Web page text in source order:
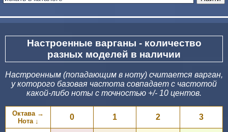
Настроенные варганы - количество
разных моделей в наличии
Настроенным (попадающим в ноту) считается варган,
у которого базовая частота совпадает с частотой
какой-либо ноты с точностью +/- 10 центов.
Октава →
Нота ↓
0 1 2 3